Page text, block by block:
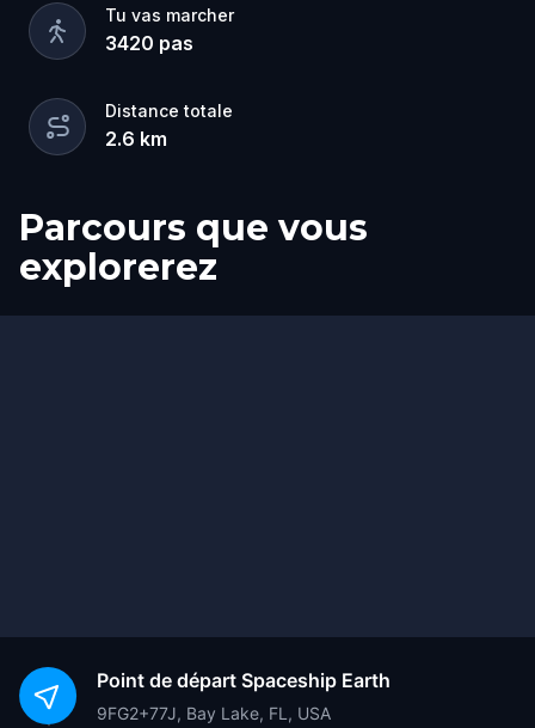
Tu vas marcher
3420 pas
Distance totale
2.6 km
Parcours que vous
explorerez
Départ
Arrivée
Point de départ Spaceship Earth
9FG2+77J, Bay Lake, FL, USA